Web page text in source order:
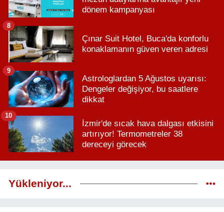
dönem kampanyası
Çınar Suit Hotel, Buca'da konforlu
konaklamanın güven veren adresi
8
Astrologlardan 5 Ağustos uyarısı:
Dengeler değişiyor, bu saatlere
dikkat
9
İzmir'de sıcak hava dalgası etkisini
artırıyor! Termometreler 38
dereceyi görecek
10
Yükleniyor...